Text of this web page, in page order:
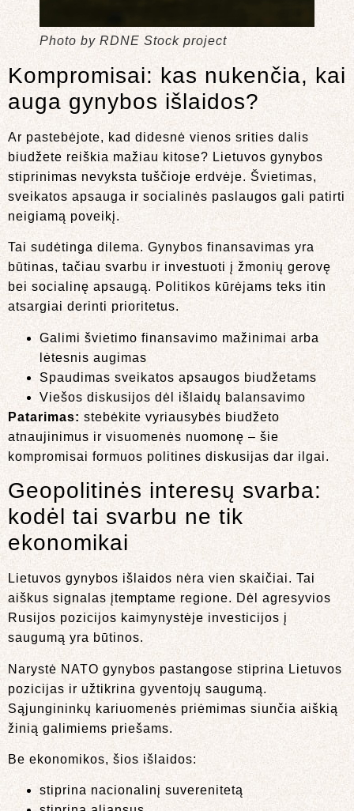
Photo by RDNE Stock project
Kompromisai: kas nukenčia, kai
auga gynybos išlaidos?
Ar pastebėjote, kad didesnė vienos srities dalis
biudžete reiškia mažiau kitose? Lietuvos gynybos
stiprinimas nevyksta tuščioje erdvėje. Švietimas,
sveikatos apsauga ir socialinės paslaugos gali patirti
neigiamą poveikį.
Tai sudėtinga dilema. Gynybos finansavimas yra
būtinas, tačiau svarbu ir investuoti į žmonių gerovę
bei socialinę apsaugą. Politikos kūrėjams teks itin
atsargiai derinti prioritetus.
Galimi švietimo finansavimo mažinimai arba
lėtesnis augimas
Spaudimas sveikatos apsaugos biudžetams
Viešos diskusijos dėl išlaidų balansavimo
Patarimas: stebėkite vyriausybės biudžeto
atnaujinimus ir visuomenės nuomonę – šie
kompromisai formuos politines diskusijas dar ilgai.
Geopolitinės interesų svarba:
kodėl tai svarbu ne tik
ekonomikai
Lietuvos gynybos išlaidos nėra vien skaičiai. Tai
aiškus signalas įtemptame regione. Dėl agresyvios
Rusijos pozicijos kaimynystėje investicijos į
saugumą yra būtinos.
Narystė NATO gynybos pastangose stiprina Lietuvos
pozicijas ir užtikrina gyventojų saugumą.
Sąjungininkų kariuomenės priėmimas siunčia aiškią
žinią galimiems priešams.
Be ekonomikos, šios išlaidos:
stiprina nacionalinį suverenitetą